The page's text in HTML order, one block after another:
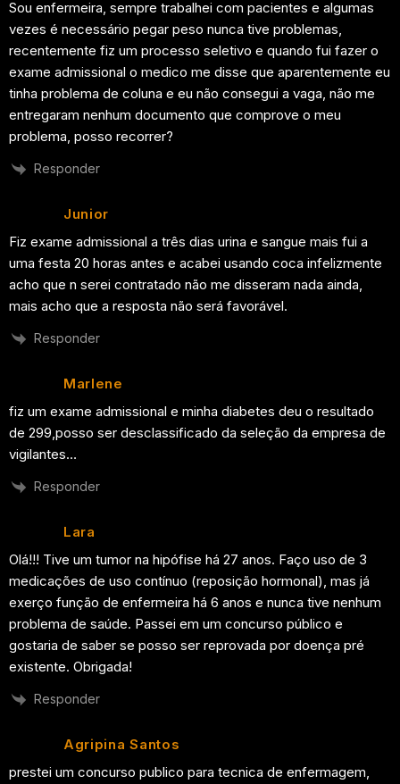
Sou enfermeira, sempre trabalhei com pacientes e algumas
vezes é necessário pegar peso nunca tive problemas,
recentemente fiz um processo seletivo e quando fui fazer o
exame admissional o medico me disse que aparentemente eu
tinha problema de coluna e eu não consegui a vaga, não me
entregaram nenhum documento que comprove o meu
problema, posso recorrer?
Responder
Junior
Fiz exame admissional a três dias urina e sangue mais fui a
uma festa 20 horas antes e acabei usando coca infelizmente
acho que n serei contratado não me disseram nada ainda,
mais acho que a resposta não será favorável.
Responder
Marlene
fiz um exame admissional e minha diabetes deu o resultado
de 299,posso ser desclassificado da seleção da empresa de
vigilantes…
Responder
Lara
Olá!!! Tive um tumor na hipófise há 27 anos. Faço uso de 3
medicações de uso contínuo (reposição hormonal), mas já
exerço função de enfermeira há 6 anos e nunca tive nenhum
problema de saúde. Passei em um concurso público e
gostaria de saber se posso ser reprovada por doença pré
existente. Obrigada!
Responder
Agripina Santos
prestei um concurso publico para tecnica de enfermagem,